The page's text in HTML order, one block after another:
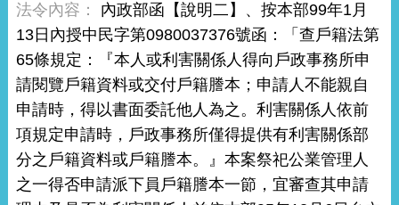
內政部函【說明二】、按本部99年1月
13日內授中民字第0980037376號函：「查戶籍法第
65條規定：『本人或利害關係人得向戶政事務所申
請閱覽戶籍資料或交付戶籍謄本；申請人不能親自
申請時，得以書面委託他人為之。利害關係人依前
項規定申請時，戶政事務所僅得提供有利害關係部
分之戶籍資料或戶籍謄本。』本案祭祀公業管理人
之一得否申請派下員戶籍謄本一節，宜審查其申請